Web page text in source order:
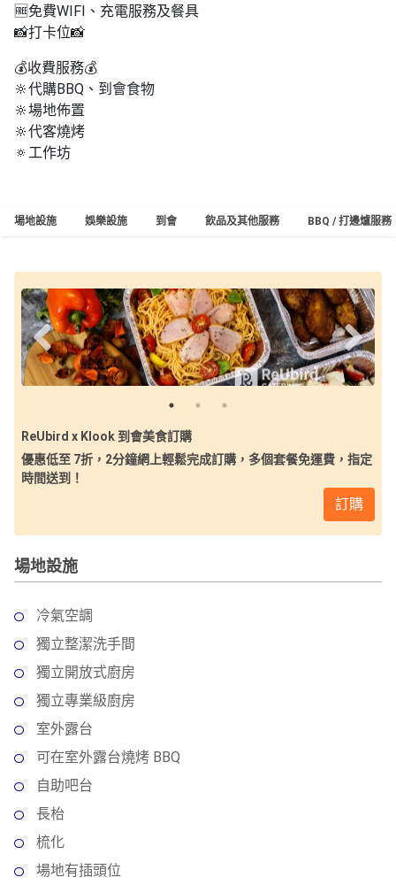
🆓免費WIFI、充電服務及餐具
📸打卡位📸
💰收費服務💰
🔆代購BBQ、到會食物
🔆場地佈置
🔆代客燒烤
🔅工作坊
場地設施 娛樂設施 到會 飲品及其他服務 BBQ / 打邊爐服務
ReUbird x Klook 到會美食訂購
優惠低至 7折，2分鐘網上輕鬆完成訂購，多個套餐免運費，指定
時間送到！
訂購
場地設施
冷氣空調
獨立整潔洗手間
獨立開放式廚房
獨立專業級廚房
室外露台
可在室外露台燒烤 BBQ
自助吧台
長枱
梳化
場地有插頭位